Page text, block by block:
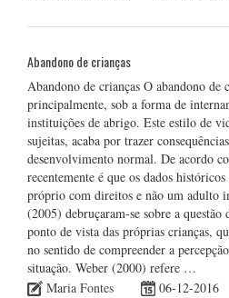
Abandono de crianças
Abandono de crianças O abandono de
principalmente, sob a forma de
instituições de abrigo. Este estilo de
sujeitas, acaba por trazer
desenvolvimento normal. De acordo
recentemente é que os dados
próprio com direitos e não um adulto
(2005) debruçaram-se sobre a questão
ponto de vista das próprias crianças,
no sentido de compreender a
situação. Weber (2000) refere …
Maria Fontes
06-12-2016